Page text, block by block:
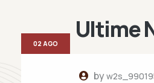
Ultime
by
02 AGO